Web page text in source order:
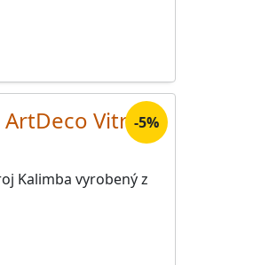
-5%
Vitrail ·
Kalimba vyrobený z